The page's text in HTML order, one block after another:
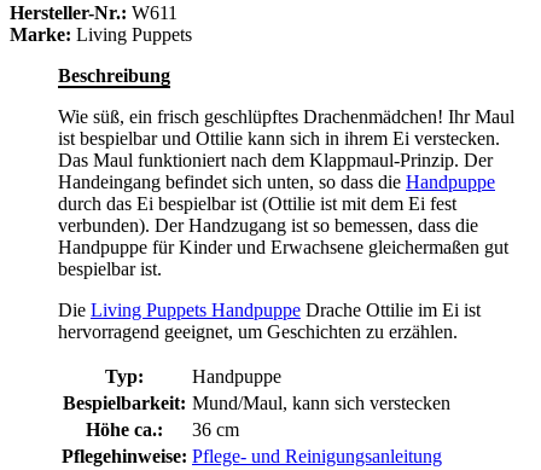
Hersteller-Nr.: W611
Marke: Living Puppets
Beschreibung
Wie süß, ein frisch geschlüpftes Drachenmädchen! Ihr Maul
ist bespielbar und Ottilie kann sich in ihrem Ei verstecken.
Das Maul funktioniert nach dem Klappmaul-Prinzip. Der
Handeingang befindet sich unten, so dass die Handpuppe
durch das Ei bespielbar ist (Ottilie ist mit dem Ei fest
verbunden). Der Handzugang ist so bemessen, dass die
Handpuppe für Kinder und Erwachsene gleichermaßen gut
bespielbar ist.
Die Living Puppets Handpuppe Drache Ottilie im Ei ist
hervorragend geeignet, um Geschichten zu erzählen.
Typ:
Handpuppe
Bespielbarkeit: Mund/Maul, kann sich verstecken
Höhe ca.:
36 cm
Pflegehinweise: Pflege- und Reinigungsanleitung